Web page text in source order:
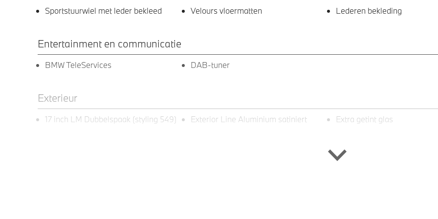
Sportstuurwiel met leder bekleed
Velours vloermatten Lederen bekleding
Entertainment en communicatie
BMW TeleServices DAB-tuner
Exterieur
17 inch LM Dubbelspaak (styling 549) Exterior Line Aluminium satiniert Extra getint glas